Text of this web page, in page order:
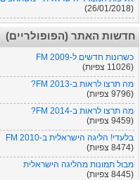
(26/01/2018)
חדשות האתר (הפופולריים)
כשרונות חדשים ל-FM 2009
(11026 צפיות)
מה תרצו לראות ב-FM 2013?
(9796 צפיות)
מה תרצו לראות ב-FM 2014?
(9459 צפיות)
בלעדי! הליגה הישראלית ב-FM 2010
(8474 צפיות)
מבול תמונות מהליגה הישראלית
(8445 צפיות)